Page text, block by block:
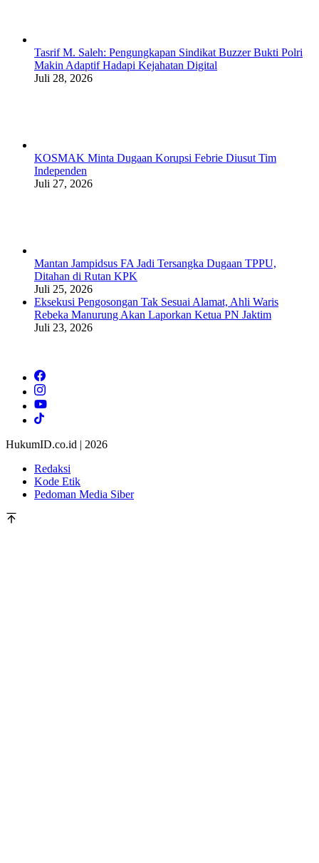
Tasrif M. Saleh: Pengungkapan Sindikat Buzzer Bukti Polri
Makin Adaptif Hadapi Kejahatan Digital
Juli 28, 2026
KOSMAK Minta Dugaan Korupsi Febrie Diusut Tim
Independen
Juli 27, 2026
Mantan Jampidsus FA Jadi Tersangka Dugaan TPPU,
Ditahan di Rutan KPK
Juli 25, 2026
Eksekusi Pengosongan Tak Sesuai Alamat, Ahli Waris
Rebeka Manurung Akan Laporkan Ketua PN Jaktim
Juli 23, 2026
HukumID.co.id | 2026
Redaksi
Kode Etik
Pedoman Media Siber